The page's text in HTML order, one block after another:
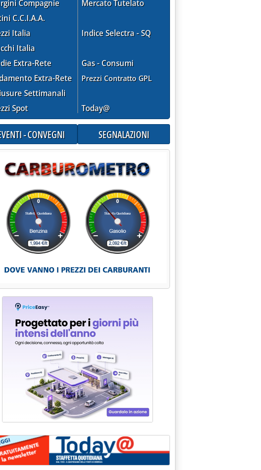
Compagnie
C.C.I.A.A.
Italia
Italia
Extra-Rete
Extra-Rete
Settimanali
Spot
Mercato Tutelato
Indice Selectra - SQ
Gas - Consumi
Prezzi Contratto GPL
Today@
- CONVEGNI SEGNALAZIONI